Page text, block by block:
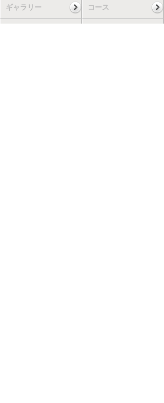
ギャラリー コース